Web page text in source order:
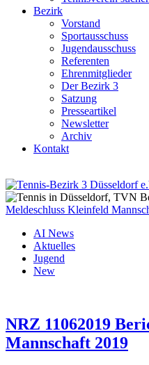
Bezirk
Vorstand
Sportausschuss
Jugendausschuss
Referenten
Ehrenmitglieder
Der Bezirk 3
Satzung
Presseartikel
Newsletter
Archiv
Kontakt
Meldeschluss Kleinfeld
AI News
Aktuelles
Jugend
New
NRZ 11062019
Mannschaft 2019